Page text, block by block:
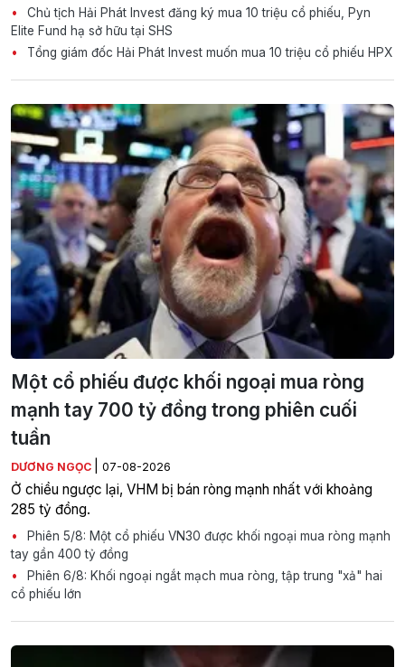
Chủ tịch Hải Phát Invest đăng ký mua 10 triệu cổ phiếu, Pyn
Elite Fund hạ sở hữu tại SHS
Tổng giám đốc Hải Phát Invest muốn mua 10 triệu cổ phiếu HPX
Một cổ phiếu được khối ngoại mua ròng
mạnh tay 700 tỷ đồng trong phiên cuối
tuần
DƯƠNG NGỌC 07-08-2026
Ở chiều ngược lại, VHM bị bán ròng mạnh nhất với khoảng
285 tỷ đồng.
Phiên 5/8: Một cổ phiếu VN30 được khối ngoại mua ròng mạnh
tay gần 400 tỷ đồng
Phiên 6/8: Khối ngoại ngắt mạch mua ròng, tập trung "xả" hai
cổ phiếu lớn